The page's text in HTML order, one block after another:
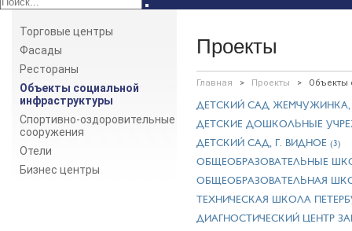
Торговые центры
Фасады
Рестораны
Объекты социальной
инфраструктуры
Спортивно-оздоровительные
сооружения
Отели
Бизнес центры
Проекты
Главная > Проекты > Объекты
ДЕТСКИЙ САД ЖЕМЧУЖИНКА,
ДЕТСКИЕ ДОШКОЛЬНЫЕ
ДЕТСКИЙ САД, Г. ВИДНОЕ (3)
ОБЩЕОБРАЗОВАТЕЛЬНЫЕ
ОБЩЕОБРАЗОВАТЕЛЬНАЯ
ТЕХНИЧЕСКАЯ ШКОЛА
ДИАГНОСТИЧЕСКИЙ ЦЕНТР